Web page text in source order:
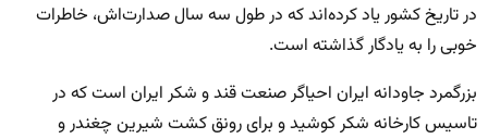
در تاریخ کشور یاد کرده‌اند که در طول سه سال صدارت‌اش، خاطرات
خوبی را به یادگار گذاشته است.
بزرگمرد جاودانه ایران احیاگر صنعت قند و شکر ایران است که در
تاسیس کارخانه شکر کوشید و برای رونق کشت شیرین چغندر و